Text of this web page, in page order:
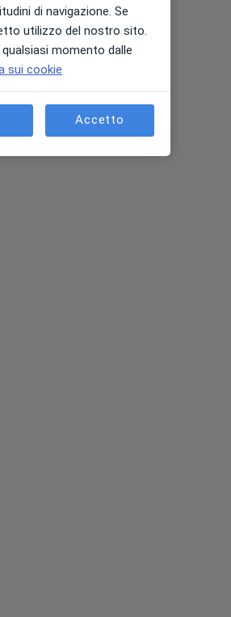
di navigazione. Se
utilizzo del nostro sito.
momento dalle
sui cookie
Accetto